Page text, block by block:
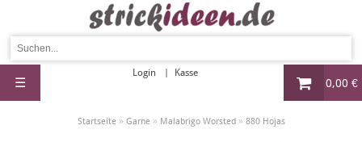
0,00 €
Login Kasse
☰
Startseite» Garne» Malabrigo Worsted» 880 Hojas